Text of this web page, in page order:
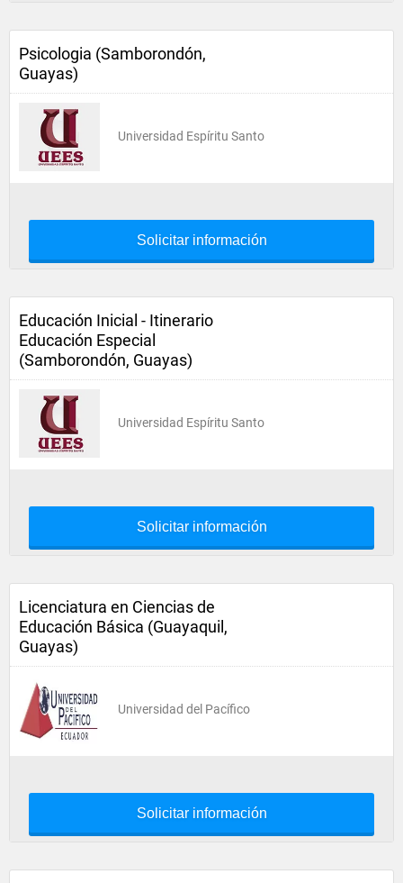
Psicologia (Samborondón,
Guayas)
Universidad Espíritu Santo
Solicitar información
Educación Inicial - Itinerario
Educación Especial
(Samborondón, Guayas)
Universidad Espíritu Santo
Solicitar información
Licenciatura en Ciencias de
Educación Básica (Guayaquil,
Guayas)
Universidad del Pacífico
Solicitar información